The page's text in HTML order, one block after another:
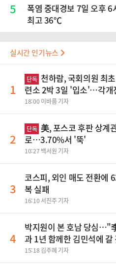
5
폭염 중대경보 7일 오후
최고 36℃
실시간 인기뉴스
1
단독 천하람, 국회의원 최
련소 2박 3일 '입소'…각개
행군 한다
18:00 이바름 기자
2
단독 美, 포스코 후판 상계
로…3.70%서 '뚝'
10:27 백서원 기자
3
코스피, 외인 매도 전환에
복 실패
16:10 서진주 기자
4
박지원이 본 호남 당심…"
과 1년 함께한 김민석에
15:18 김주혜 기자